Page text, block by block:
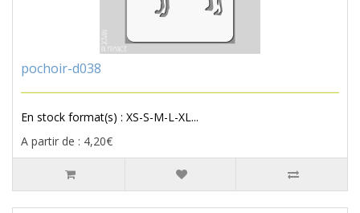
pochoir-d038
En stock format(s) : XS-S-M-L-XL...
A partir de : 4,20€